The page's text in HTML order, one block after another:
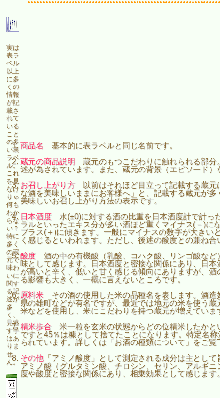
実は
表ラ
ベル
以上
に多
くの
情報
が記
載さ
れて
いる
こと
の多
い裏
ラベ
ル。
これ
を見
なけ
りゃ
何も
わか
らな
い？
特に
多く
の蔵
元で
味わ
いに
関す
る記
述が
多
く、
見逃
す手
はあ
りま
せ
ん。
商品名
基本的に表ラベルと同じ名前です。
蔵元の商品説明
蔵元のもつこだわりに触れられる部分
述が為されています。また、蔵元の背景（エピソード）
お召し上がり方以前はそれほど目立って記載する蔵元
な酒を美味しいままにお客様へ」と、記載する蔵元が
美味しいお召し上がり方法の表示です。
日本酒度水(±0)に対する酒の比重を日本酒度計で計っ
ラルといったエキス分が多い酒ほど重くマイナス(－)に
プラス(＋)に傾きます。一般にマイナスの数字が大きい
く感じるといわれます。ただし、後述の酸度との兼ね
酸度酒の中の有機酸（乳酸、コハク酸、リンゴ酸など
味として感じます。日本酒度と密接な関係にあり、日
が高いと辛く、低いと甘く感じる傾向にありますが、
る影響も大きく、一概に言えないところです。
原料米その酒の使用した米の品種名を表します。酒造
県の雄町などが有名ですが、最近では地元の米を使う
米などを使用し、米にこだわりを持つ蔵元が増えていま
精米歩合米一粒を玄米の状態からどの位精米したかと
ですと45％は糠として捨てたことになります。特定名
られています。詳しくは「お酒の種類について」をご覧
その他「アミノ酸度」として測定される成分は主とし
アミノ酸（グルタミン酸、チロシン、セリン、アルギ
度や酸度と密接な関係にあり、相乗効果として感じます